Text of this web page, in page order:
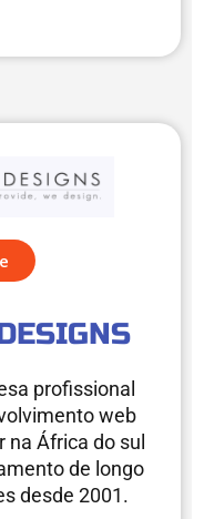
profissional
web
na África do sul
de longo
desde 2001.